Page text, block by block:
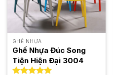
tùy
chọn
thể
được
chọn
trên
GHẾ NHỰA
Ghế Nhựa Đúc Song
Tiện Hiện Đại 3004